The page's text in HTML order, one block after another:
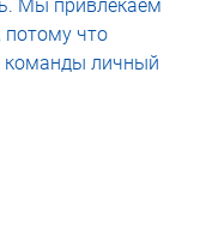
Мы привлекаем
потому что
команды личный